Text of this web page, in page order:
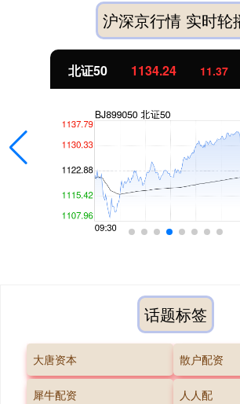
沪深京行情 实时轮
北证50 1134.24 11.37
话题标签
大唐资本 散户配资
犀牛配资 人人配